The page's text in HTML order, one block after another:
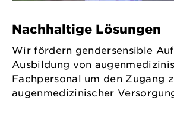
Nachhaltige Lösungen
Wir fördern gendersensible
Ausbildung von
Fachpersonal um den Zugang
augenmedizinischer